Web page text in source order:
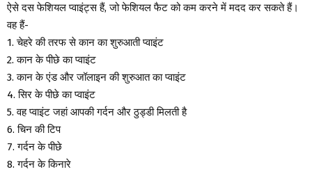
ऐसे दस फेशियल प्वाइंट्स हैं, जो फेशियल फैट को कम करने में मदद कर सकते हैं।
वह हैं-
1. चेहरे की तरफ से कान का शुरुआती प्वाइंट
2. कान के पीछे का प्वाइंट
3. कान के एंड और जॉलाइन की शुरुआत का प्वाइंट
4. सिर के पीछे का प्वाइंट
5. वह प्वाइंट जहां आपकी गर्दन और ठुड्डी मिलती है
6. चिन की टिप
7. गर्दन के पीछे
8. गर्दन के किनारे